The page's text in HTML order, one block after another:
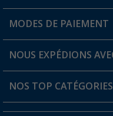
Mon compte
Carte de fidélité Berger
FAQ et contact
Informations sur
Statut de la commande
MODES DE PAIEMENT
NOUS EXPÉDIONS
NOS TOP CATÉGORIES